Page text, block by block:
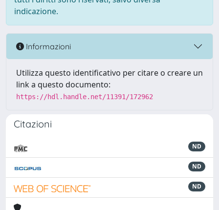
indicazione.
Informazioni
Utilizza questo identificativo per citare o creare un
link a questo documento:
https://hdl.handle.net/11391/172962
Citazioni
ND
ND
ND